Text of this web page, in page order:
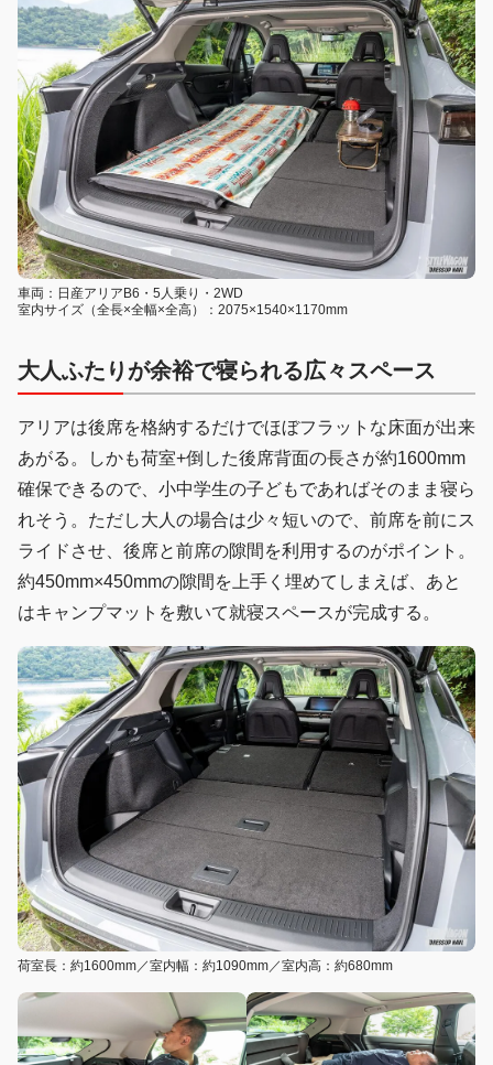
車両：日産アリアB6・5人乗り・2WD
室内サイズ（全長×全幅×全高）：2075×1540×1170mm
大人ふたりが余裕で寝られる広々スペース
アリアは後席を格納するだけでほぼフラットな床面が出来
あがる。しかも荷室+倒した後席背面の長さが約1600mm
確保できるので、小中学生の子どもであればそのまま寝ら
れそう。ただし大人の場合は少々短いので、前席を前にス
ライドさせ、後席と前席の隙間を利用するのがポイント。
約450mm×450mmの隙間を上手く埋めてしまえば、あと
はキャンプマットを敷いて就寝スペースが完成する。
荷室長：約1600mm／室内幅：約1090mm／室内高：約680mm